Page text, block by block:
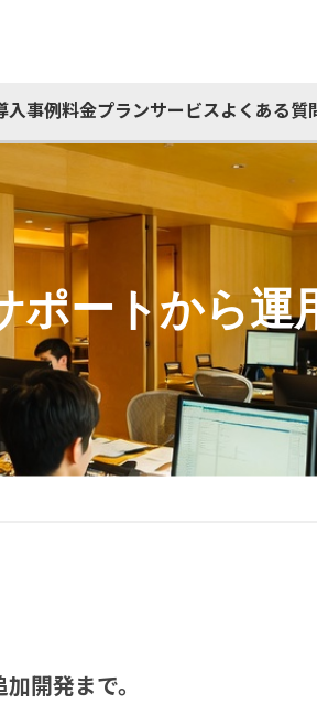
入事例料金プランサービスよくある質
ポートから運
開発まで。